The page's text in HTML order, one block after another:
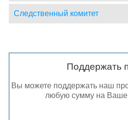
Следственный комитет
Поддержать
Вы можете поддержать наш
любую сумму на Ваше